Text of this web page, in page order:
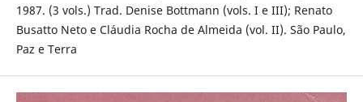
1987. (3 vols.) Trad. Denise Bottmann (vols. I e III); Renato
Busatto Neto e Cláudia Rocha de Almeida (vol. II). São Paulo,
Paz e Terra